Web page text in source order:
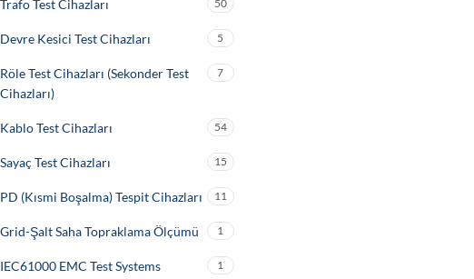
Trafo Test Cihazları 50
Devre Kesici Test Cihazları 5
Röle Test Cihazları (Sekonder Test
Cihazları)
7
Kablo Test Cihazları 54
Sayaç Test Cihazları 15
PD (Kısmi Boşalma) Tespit Cihazları 11
Grid-Şalt Saha Topraklama Ölçümü 1
IEC61000 EMC Test Systems 1